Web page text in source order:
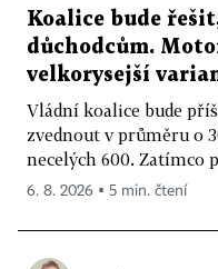
Koalice bude
důchodcům.
velkorysejší
Vládní koalice bude
zvednout v průměru o
necelých 600. Zatímco
6. 8. 2026 ▪ 5 min. čtení